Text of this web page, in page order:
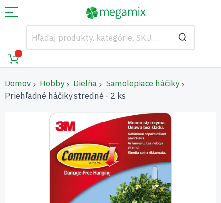
Domov Hobby Dielňa
Samolepiace háčiky
Priehľadné háčiky stredné - 2 ks